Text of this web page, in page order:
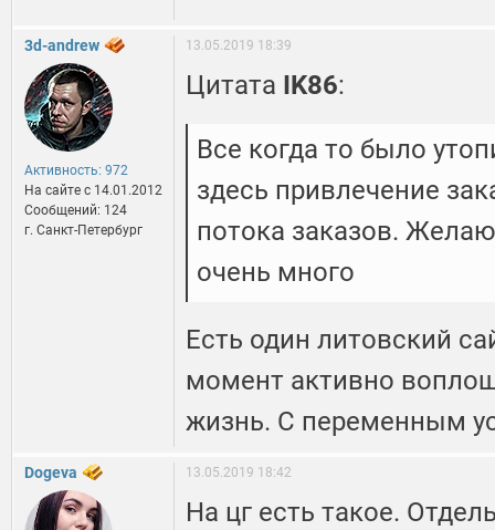
3d-andrew
Активность: 972
На сайте c 14.01.2012
Сообщений: 124
г. Санкт-Петербург
13.05.2019 18:39
Цитата IK86:
Все когда то было
здесь привлечение
потока заказов.
очень много
Есть один литовский
момент активно
жизнь. С переменным
Dogeva 13.05.2019 18:42
На цг есть такое.